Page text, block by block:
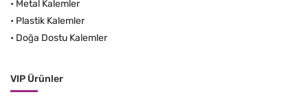
• Metal Kalemler
• Plastik Kalemler
• Doğa Dostu Kalemler
VIP Ürünler